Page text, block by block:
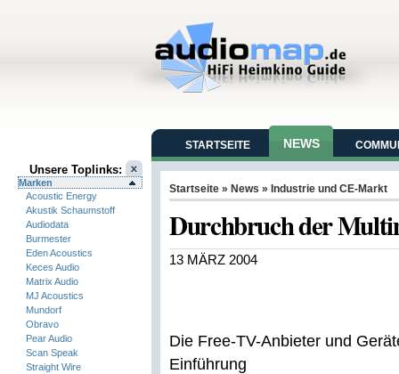
Unsere Toplinks:
Marken
Acoustic Energy
Akustik Schaumstoff
Audiodata
Burmester
Eden Acoustics
Keces Audio
Matrix Audio
MJ Acoustics
Mundorf
Obravo
Pear Audio
Scan Speak
Straight Wire
STARTSEITE NEWS
Startseite » News » Industrie und CE-Markt
Durchbruch der
13 MÄRZ 2004
Die Free-TV-Anbieter und
Einführung